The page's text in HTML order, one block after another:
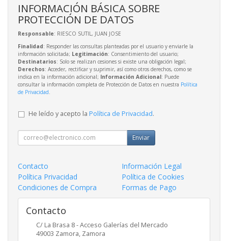
INFORMACIÓN BÁSICA SOBRE
PROTECCIÓN DE DATOS
Responsable: RIESCO SUTIL, JUAN JOSE
Finalidad: Responder las consultas planteadas por el usuario y enviarle la
información solicitada; Legitimación: Consentimiento del usuario;
Destinatarios: Solo se realizan cesiones si existe una obligación legal;
Derechos: Acceder, rectificar y suprimir, así como otros derechos, como se
indica en la información adicional; Información Adicional: Puede
consultar la información completa de Protección de Datos en nuestra Política
de Privacidad.
He leído y acepto la Política de Privacidad.
Enviar
Contacto
Información Legal
Política Privacidad
Política de Cookies
Condiciones de Compra
Formas de Pago
Contacto
C/ La Brasa 8 - Acceso Galerías del Mercado
49003 Zamora, Zamora